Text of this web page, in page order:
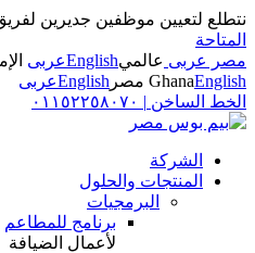
نتطلع لتعيين موظفين جديرين
المتاحة
مصر عربى عالميEnglishعربى
GhanaEnglish مصر Englishعربى
الخط الساخن | ٠١١٥٢٢٥٨٠٧٠
الشركة
المنتجات والحلول
البرمجيات
برنامج للمطاعم
لأعمال الضيافة